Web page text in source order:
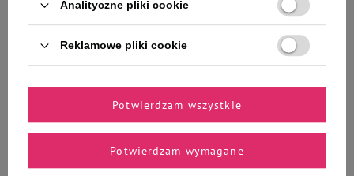
MAU Mus Karma mokra dla kota
MAU
MAU Mus Karma mokra dla kota
nasionami chia i miętą 85 g
Analityczne pliki cookie
Reklamowe pliki cookie
Potwierdzam wymagane
Potwierdzam wszystkie